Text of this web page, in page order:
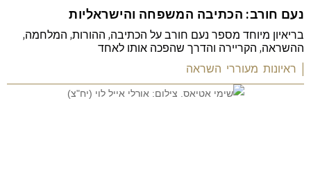
נעם חורב: הכתיבה המשפחה והישראליות
בריאיון מיוחד מספר נעם חורב על הכתיבה, ההורות, המלחמה,
ההשראה, הקריירה והדרך שהפכה אותו לאחד
| ראיונות מעוררי השראה